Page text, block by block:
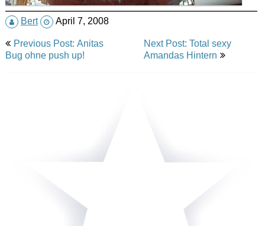
Bert April 7, 2008
Post
navigation
Previous Post: Anitas
Bug ohne push up!
Next Post: Total sexy
Amandas Hintern